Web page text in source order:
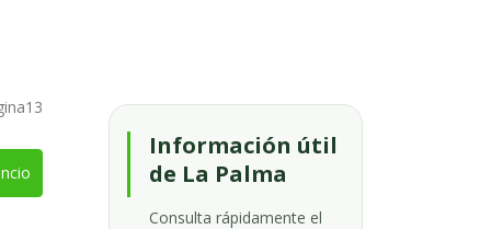
Información útil
de La Palma
Consulta rápidamente el